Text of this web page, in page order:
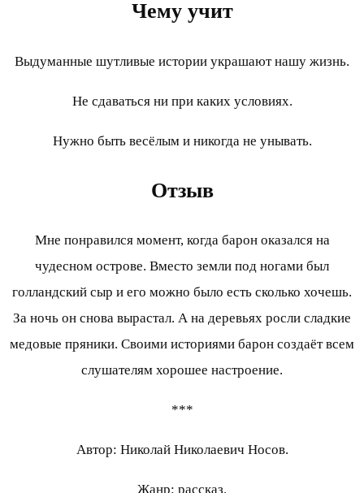
Чему учит
Выдуманные шутливые истории украшают нашу жизнь.
Не сдаваться ни при каких условиях.
Нужно быть весёлым и никогда не унывать.
Отзыв
Мне понравился момент, когда барон оказался на
чудесном острове. Вместо земли под ногами был
голландский сыр и его можно было есть сколько хочешь.
За ночь он снова вырастал. А на деревьях росли сладкие
медовые пряники. Своими историями барон создаёт всем
слушателям хорошее настроение.
***
Автор: Николай Николаевич Носов.
Жанр: рассказ.